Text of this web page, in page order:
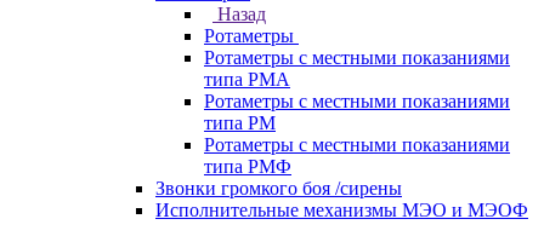
Назад
Ротаметры
Ротаметры с местными показаниями
типа РМА
Ротаметры с местными показаниями
типа РМ
Ротаметры с местными показаниями
типа РМФ
Звонки громкого боя /сирены
Исполнительные механизмы МЭО и МЭОФ